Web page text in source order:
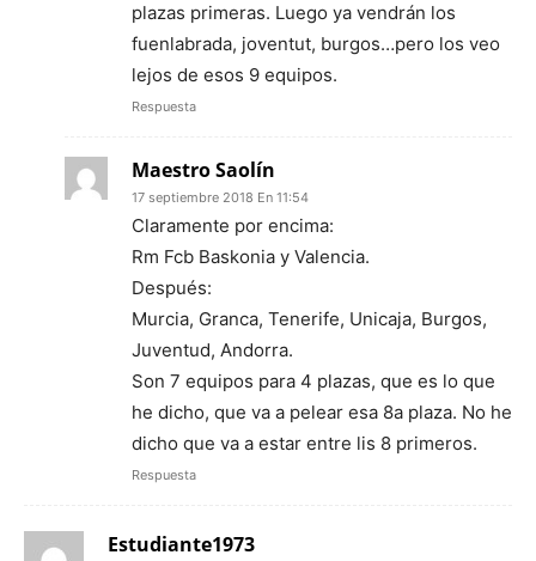
plazas primeras. Luego ya vendrán los
fuenlabrada, joventut, burgos…pero los veo
lejos de esos 9 equipos.
Respuesta
Maestro Saolín
17 septiembre 2018 En 11:54
Claramente por encima:
Rm Fcb Baskonia y Valencia.
Después:
Murcia, Granca, Tenerife, Unicaja, Burgos,
Juventud, Andorra.
Son 7 equipos para 4 plazas, que es lo que
he dicho, que va a pelear esa 8a plaza. No he
dicho que va a estar entre lis 8 primeros.
Respuesta
Estudiante1973